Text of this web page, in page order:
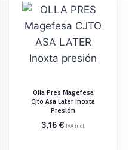
Olla Pres Magefesa
Cjto Asa Later Inoxta
Presión
3,16€ IVA incl.